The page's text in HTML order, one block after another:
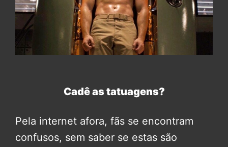
Cadê as tatuagens?
Pela internet afora, fãs se encontram
confusos, sem saber se estas são